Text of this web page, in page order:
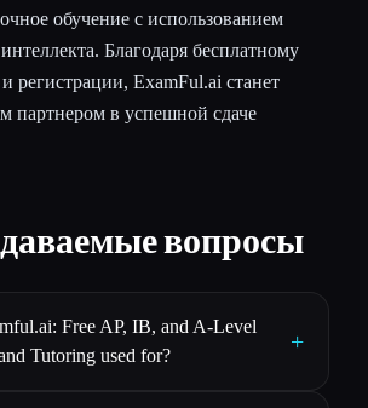
обучение с использованием
Благодаря бесплатному
регистрации, ExamFul.ai станет
партнером в успешной сдаче
вопросы
Free AP, IB, and A-Level
Tutoring used for?
+